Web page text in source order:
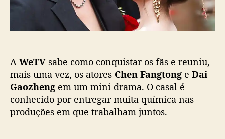
ç
e
d
e
”
r
e
ú
n
A WeTV sabe como conquistar os fãs e reuniu,
mais uma vez, os atores Chen Fangtong e Dai
Gaozheng em um mini drama. O casal é
conhecido por entregar muita química nas
produções em que trabalham juntos.